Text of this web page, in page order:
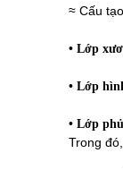
≈ Cấu
• Lớp
• Lớp
• Lớp
Trong